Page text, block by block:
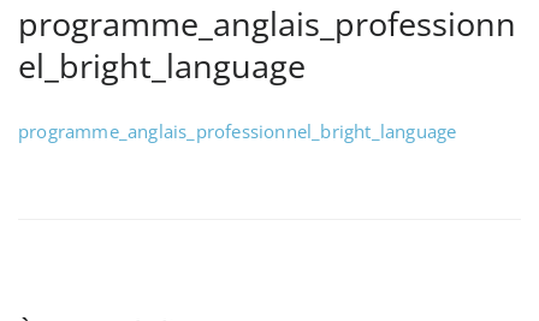
programme_anglais_professionn
el_bright_language
programme_anglais_professionnel_bright_language